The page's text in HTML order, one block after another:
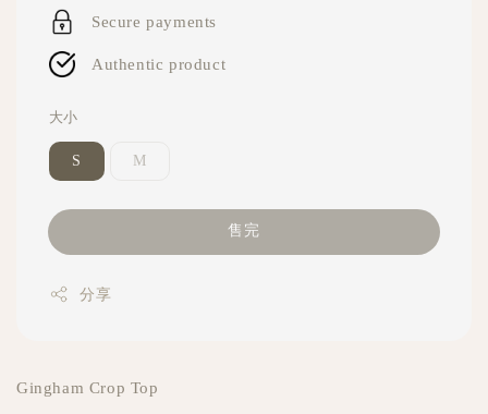
Secure payments
Authentic product
大小
S M
售完
分享
Gingham Crop Top